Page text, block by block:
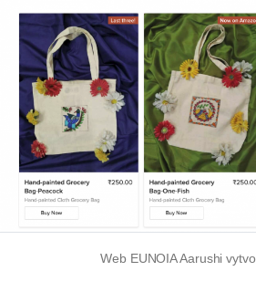
Web EUNOIA Aarushi